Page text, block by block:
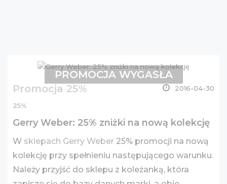
Promocja 25% 2016-04-30
25%
Gerry Weber: 25% zniżki na nową kolekcję
W sklepach Gerry Weber 25% promocji na nową
kolekcję przy spełnieniu następującego warunku.
Należy przyjść do sklepu z koleżanką, która
PROMOCJA WYGASŁA